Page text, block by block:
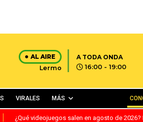
AL AIRE
Lermo
A TODA ONDA
16:00 - 19:00
VIRALES MÁS
¿Qué videojuegos salen en agosto de